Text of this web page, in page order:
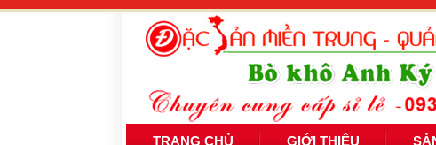
TRANG CHỦ GIỚI THIỆU